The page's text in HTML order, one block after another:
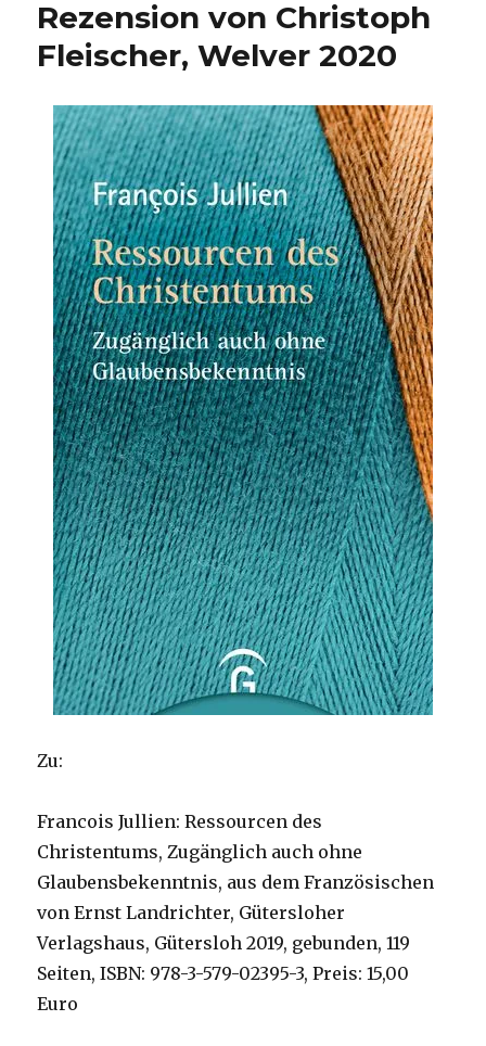
Rezension von Christoph
Fleischer, Welver 2020
Zu:
Francois Jullien: Ressourcen des
Christentums, Zugänglich auch ohne
Glaubensbekenntnis, aus dem Französischen
von Ernst Landrichter, Gütersloher
Verlagshaus, Gütersloh 2019, gebunden, 119
Seiten, ISBN: 978-3-579-02395-3, Preis: 15,00
Euro